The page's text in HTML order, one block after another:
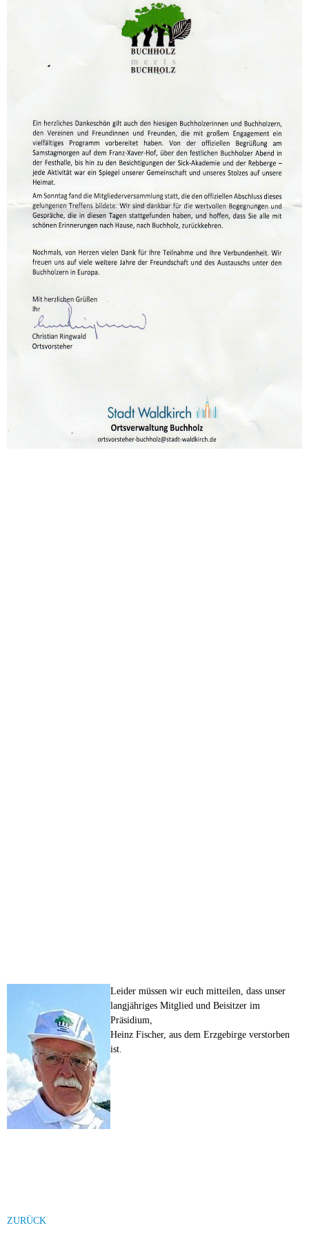
Leider müssen wir euch mitteilen, dass unser
langjähriges Mitglied und Beisitzer im
Präsidium,
Heinz Fischer, aus dem Erzgebirge verstorben
ist.
ZURÜCK